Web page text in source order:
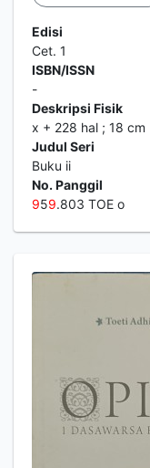
Edisi
Cet. 1
ISBN/ISSN
-
Deskripsi Fisik
x + 228 hal ; 18 cm
Judul Seri
Buku ii
No. Panggil
959.803 TOE o